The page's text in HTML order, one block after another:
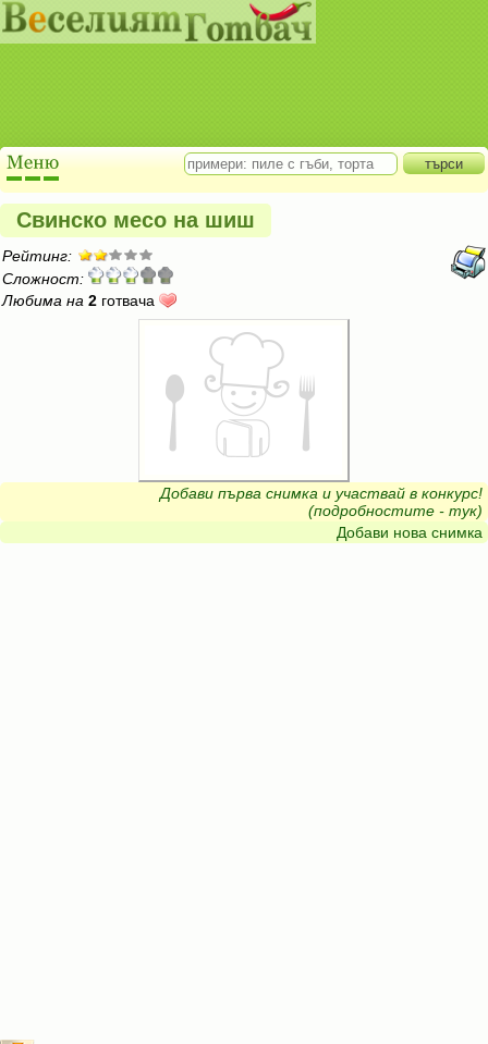
Свинско месо на шиш
Рейтинг:
Сложност:
Любима на 2 готвача
Добави първа снимка и участвай в конкурс!
(подробностите - тук)
Добави нова снимка